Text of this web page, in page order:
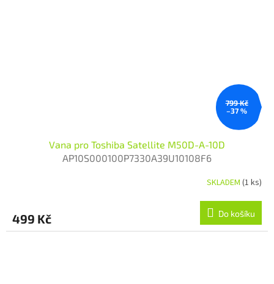
799 Kč
–37 %
Vana pro Toshiba Satellite M50D-A-10D
AP10S000100P7330A39U10108F6
SKLADEM (1 ks)
499 Kč Do košíku